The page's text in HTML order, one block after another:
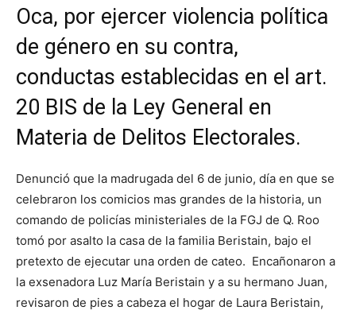
Oca, por ejercer violencia política
de género en su contra,
conductas establecidas en el art.
20 BIS de la Ley General en
Materia de Delitos Electorales.
Denunció que la madrugada del 6 de junio, día en que se
celebraron los comicios mas grandes de la historia, un
comando de policías ministeriales de la FGJ de Q. Roo
tomó por asalto la casa de la familia Beristain, bajo el
pretexto de ejecutar una orden de cateo. Encañonaron a
la exsenadora Luz María Beristain y a su hermano Juan,
revisaron de pies a cabeza el hogar de Laura Beristain,